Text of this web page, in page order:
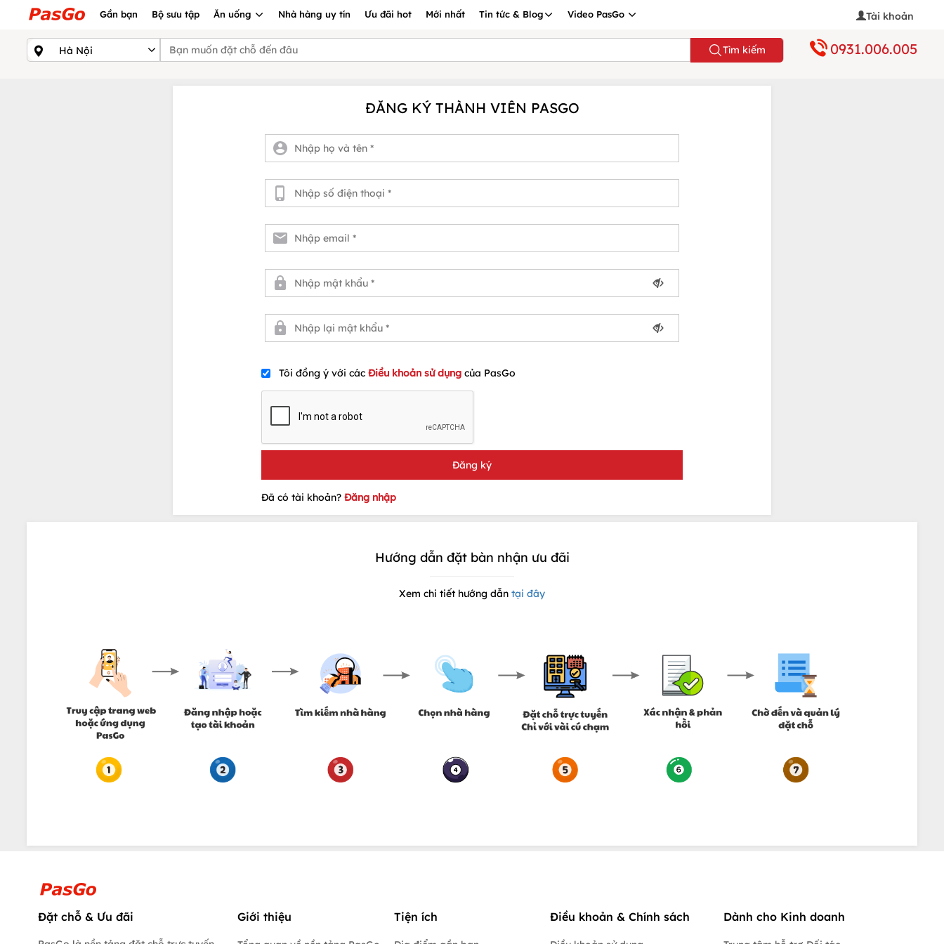
Gần bạn Bộ sưu tập Ăn uống Nhà hàng uy tín Ưu đãi hot Mới nhất Tin tức & Blog Video PasGo Tài khoản
Tìm kiếm 0931.006.005
ĐĂNG KÝ THÀNH VIÊN PASGO
Tôi đồng ý với các Điều khoản sử dụng của PasGo
Đã có tài khoản? Đăng nhập
Hướng dẫn đặt bàn nhận ưu đãi
Xem chi tiết hướng dẫn tại đây
Đặt chỗ & Ưu đãi Giới thiệu Tiện ích Điều khoản & Chính sách Dành cho Kinh doanh